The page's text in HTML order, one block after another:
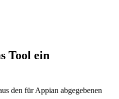
Tool ein
den für Appian abgegebenen